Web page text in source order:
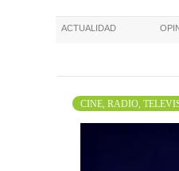
ACTUALIDAD
CINE, RADIO,